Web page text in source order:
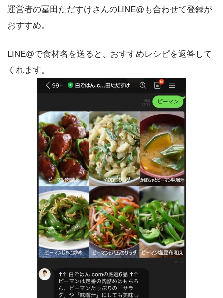
運営者の冨田ただすけさんのLINE@も合わせて登録が
おすすめ。
LINE@で食材名を送ると、おすすめレシピを返答して
くれます。